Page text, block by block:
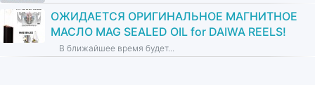
ОЖИДАЕТСЯ ОРИГИНАЛЬНОЕ МАГНИТНОЕ
МАСЛО MAG SEALED OIL for DAIWA REELS!
В ближайшее время будет...